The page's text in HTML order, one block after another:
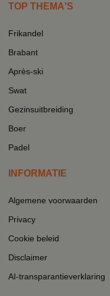
TOP THEMA'S
Frikandel
Brabant
Après-ski
Swat
Gezinsuitbreiding
Boer
Padel
INFORMATIE
Algemene voorwaarden
Privacy
Cookie beleid
Disclaimer
AI-transparantieverklaring